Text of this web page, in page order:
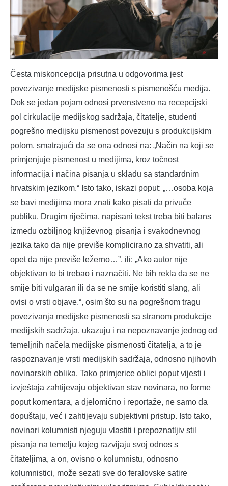
Česta miskoncepcija prisutna u odgovorima jest
povezivanje medijske pismenosti s pismenošću medija.
Dok se jedan pojam odnosi prvenstveno na recepcijski
pol cirkulacije medijskog sadržaja, čitatelje, studenti
pogrešno medijsku pismenost povezuju s produkcijskim
polom, smatrajući da se ona odnosi na: „Način na koji se
primjenjuje pismenost u medijima, kroz točnost
informacija i načina pisanja u skladu sa standardnim
hrvatskim jezikom.“ Isto tako, iskazi poput: „…osoba koja
se bavi medijima mora znati kako pisati da privuče
publiku. Drugim riječima, napisani tekst treba biti balans
između ozbiljnog književnog pisanja i svakodnevnog
jezika tako da nije previše komplicirano za shvatiti, ali
opet da nije previše ležerno…”, ili: „Ako autor nije
objektivan to bi trebao i naznačiti. Ne bih rekla da se ne
smije biti vulgaran ili da se ne smije koristiti slang, ali
ovisi o vrsti objave.“, osim što su na pogrešnom tragu
povezivanja medijske pismenosti sa stranom produkcije
medijskih sadržaja, ukazuju i na nepoznavanje jednog od
temeljnih načela medijske pismenosti čitatelja, a to je
raspoznavanje vrsti medijskih sadržaja, odnosno njihovih
novinarskih oblika. Tako primjerice oblici poput vijesti i
izvještaja zahtijevaju objektivan stav novinara, no forme
poput komentara, a djelomično i reportaže, ne samo da
dopuštaju, već i zahtijevaju subjektivni pristup. Isto tako,
novinari kolumnisti njeguju vlastiti i prepoznatljiv stil
pisanja na temelju kojeg razvijaju svoj odnos s
čitateljima, a on, ovisno o kolumnistu, odnosno
kolumnistici, može sezati sve do feralovske satire